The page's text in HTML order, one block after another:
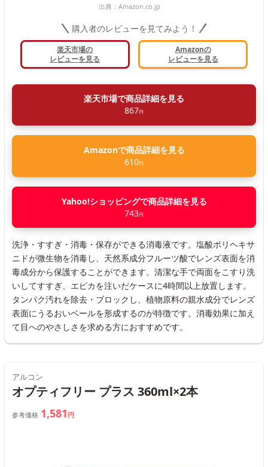
出典： Amazon.co.jp
購入者のレビューを見てみよう！
楽天市場の
レビューを見る
Amazonの
レビューを見る
楽天市場で商品詳細を見る
867円
Amazonで商品詳細を見る
610円
Yahoo!ショッピングで商品詳細を見る
743円
洗浄・すすぎ・消毒・保存ができる消毒液です。塩酸ポリヘキサ
ニドが微生物を消毒し、天然系成分フルーツ酸でレンズ表面を消
毒成分から保護することができます。清潔な手で両面をこすり洗
いしてすすぎ、エピカを注いだケースに4時間以上放置します。
タンパク汚れを除去・ブロックし、植物原料の親水成分でレンズ
表面にうるおいベールを形成するのが特徴です。消毒効果に加え
て目へのやさしさを求める方におすすめです。
アルコン
オプティフリー プラス 360ml×2本
参考価格 1,581 円